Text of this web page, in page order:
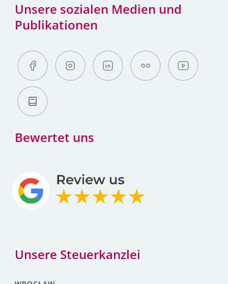
Unsere sozialen Medien und
Publikationen
Bewertet uns
Unsere Steuerkanzlei